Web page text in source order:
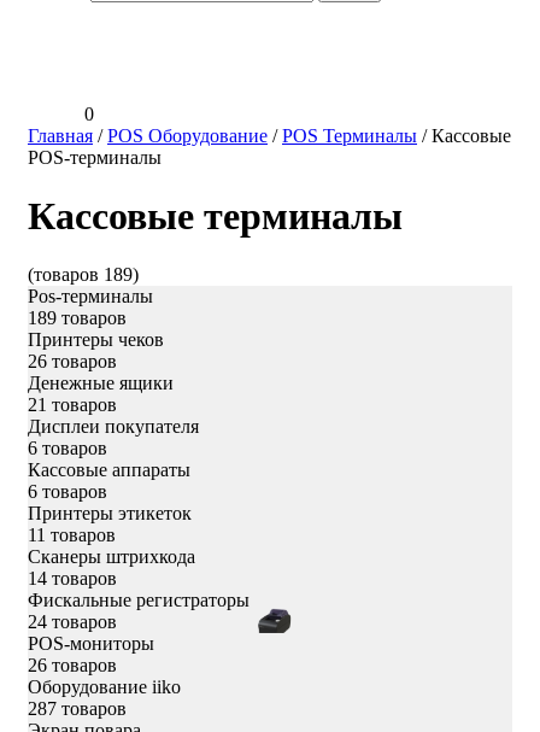
0
Главная /POS Оборудование /POS Терминалы /Кассовые
POS-терминалы
Кассовые терминалы
(товаров 189)
Pos-терминалы
189 товаров
Принтеры чеков
26 товаров
Денежные ящики
21 товаров
Дисплеи покупателя
6 товаров
Кассовые аппараты
6 товаров
Принтеры этикеток
11 товаров
Сканеры штрихкода
14 товаров
Фискальные регистраторы
24 товаров
POS-мониторы
26 товаров
Оборудование iiko
287 товаров